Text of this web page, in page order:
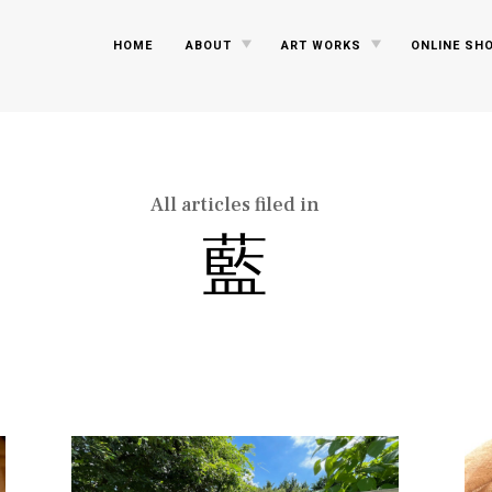
HOME ABOUT TOGGLE
CHILD
ART WORKS TOGGLE
CHILD
ONLINE
All articles filed in
藍